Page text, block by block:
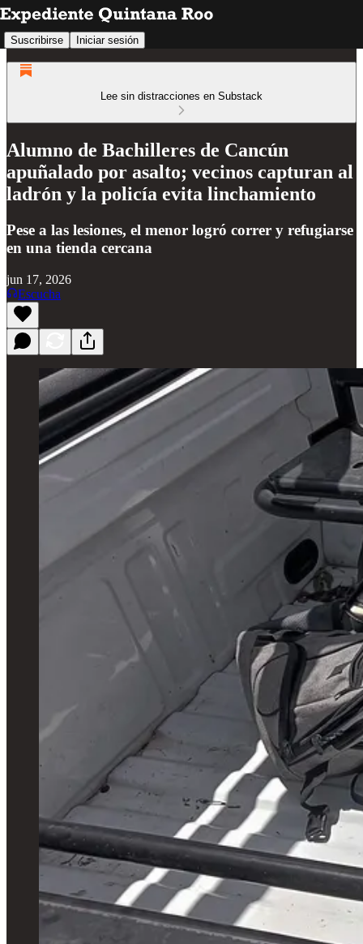
Suscribirse Iniciar sesión
Lee sin distracciones en Substack
Alumno de Bachilleres de Cancún
apuñalado por asalto; vecinos capturan al
ladrón y la policía evita linchamiento
Pese a las lesiones, el menor logró correr y refugiarse
en una tienda cercana
jun 17, 2026
Escucha